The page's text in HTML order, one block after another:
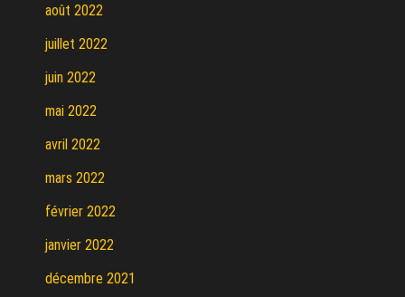
août 2022
juillet 2022
juin 2022
mai 2022
avril 2022
mars 2022
février 2022
janvier 2022
décembre 2021